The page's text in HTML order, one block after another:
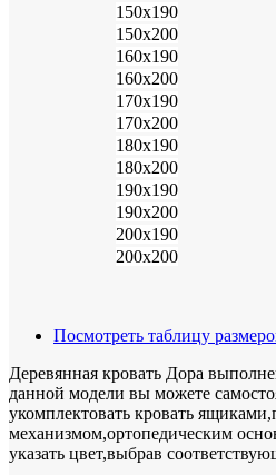
150х190
150х200
160х190
160х200
170х190
170х200
180х190
180х200
190х190
190х200
200х190
200х200
Посмотреть таблицу
Деревянная кровать Дора
данной модели вы можете
укомплектовать кровать
механизмом,ортопедическим
указать цвет,выбрав